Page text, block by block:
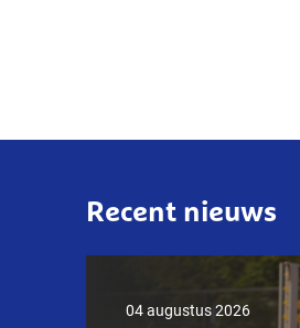
Recent nieuws
04 augustus 2026